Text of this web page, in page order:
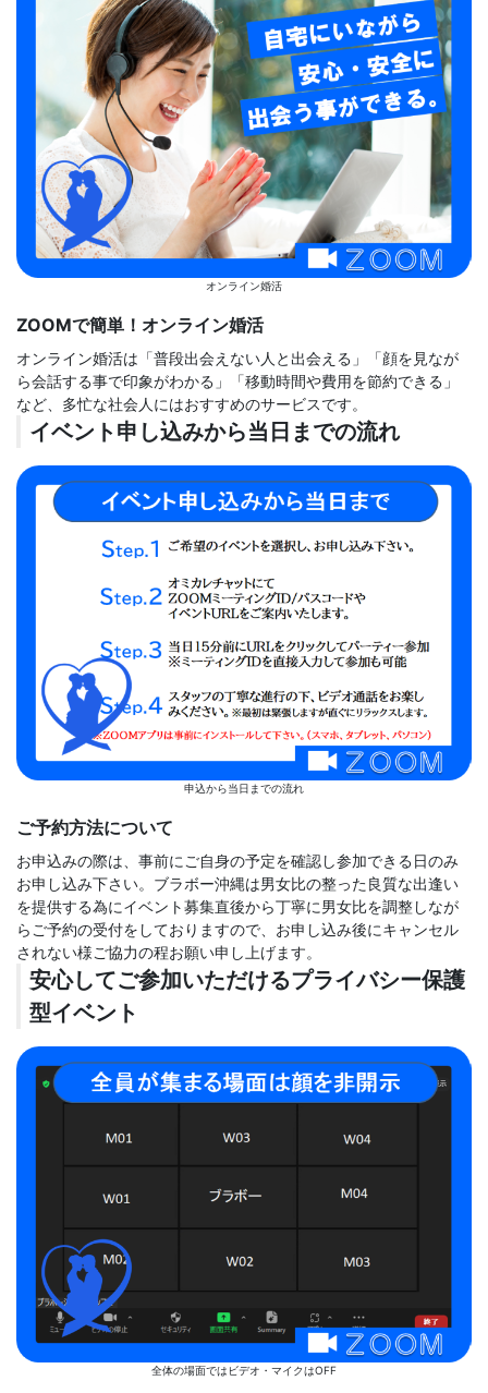
オンライン婚活
ZOOMで簡単！オンライン婚活
オンライン婚活は「普段出会えない人と出会える」「顔を見なが
ら会話する事で印象がわかる」「移動時間や費用を節約できる」
など、多忙な社会人にはおすすめのサービスです。
イベント申し込みから当日までの流れ
申込から当日までの流れ
ご予約方法について
お申込みの際は、事前にご自身の予定を確認し参加できる日のみ
お申し込み下さい。ブラボー沖縄は男女比の整った良質な出逢い
を提供する為にイベント募集直後から丁寧に男女比を調整しなが
らご予約の受付をしておりますので、お申し込み後にキャンセル
されない様ご協力の程お願い申し上げます。
安心してご参加いただけるプライバシー保護
型イベント
全体の場面ではビデオ・マイクはOFF